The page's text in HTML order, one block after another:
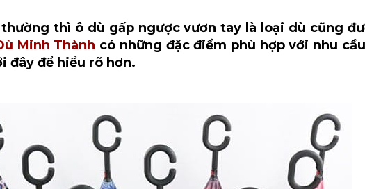
thì ô dù gấp ngược vươn tay là loại dù cũng
Minh Thành có những đặc điểm phù hợp với nhu
đây để hiểu rõ hơn.